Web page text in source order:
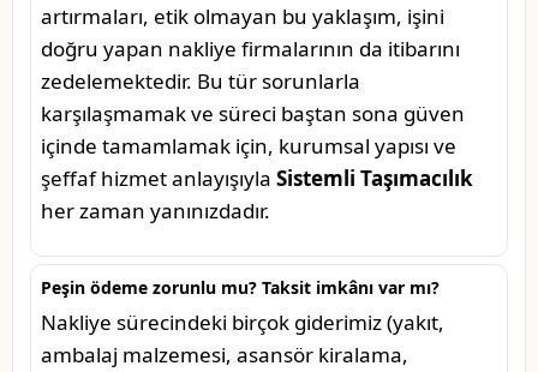
artırmaları, etik olmayan bu yaklaşım, işini
doğru yapan nakliye firmalarının da itibarını
zedelemektedir. Bu tür sorunlarla
karşılaşmamak ve süreci baştan sona güven
içinde tamamlamak için, kurumsal yapısı ve
şeffaf hizmet anlayışıyla Sistemli Taşımacılık
her zaman yanınızdadır.
Peşin ödeme zorunlu mu? Taksit imkânı var mı?
Nakliye sürecindeki birçok giderimiz (yakıt,
ambalaj malzemesi, asansör kiralama,